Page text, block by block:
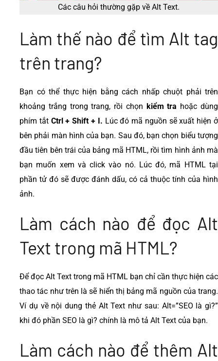
Các câu hỏi thường gặp về Alt Text.
Làm thế nào để tìm Alt tag
trên trang?
Bạn có thể thực hiện bằng cách nhấp chuột phải trên
khoảng trắng trong trang, rồi chọn kiểm tra hoặc dùng
phím tắtCtrl + Shift + I. Lúc đó mã nguồn sẽ xuất hiện ở
bên phải màn hình của bạn. Sau đó, bạn chọn biểu tượng
đầu tiên bên trái của bảng mã HTML, rồi tìm hình ảnh mà
bạn muốn xem và click vào nó. Lúc đó, mã HTML tại
phần tử đó sẽ được đánh dấu, có cả thuộc tính của hình
ảnh.
Làm cách nào để đọc Alt
Text trong mã HTML?
Để đọc Alt Text trong mã HTML bạn chỉ cần thực hiện các
thao tác như trên là sẽ hiển thị bảng mã nguồn của trang.
Ví dụ về nội dung thẻ Alt Text như sau: Alt=”SEO là gì?”
khi đó phần SEO là gì? chính là mô tả Alt Text của bạn.
Làm cách nào để thêm Alt